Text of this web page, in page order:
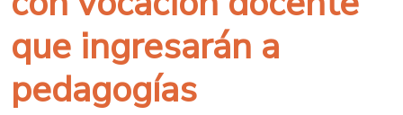
que ingresarán a
pedagogías